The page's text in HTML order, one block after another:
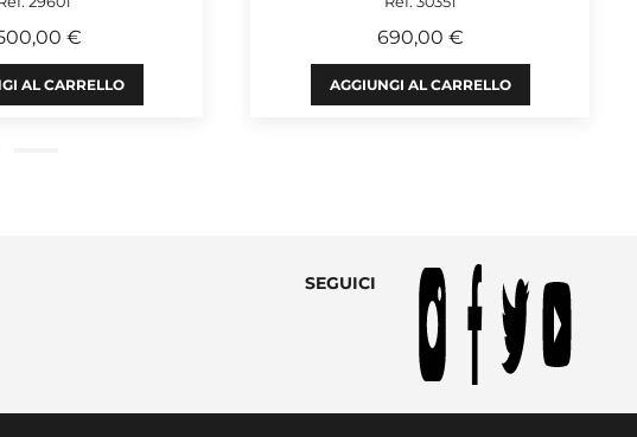
€
AL CARRELLO
690,00 €
AGGIUNGI AL CARRELLO
SEGUICI